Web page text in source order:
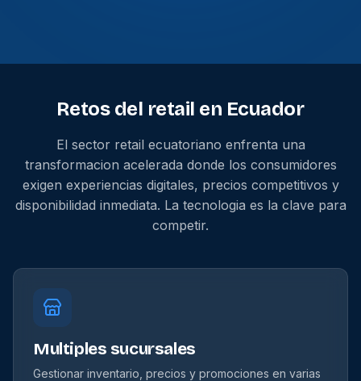
Retos del retail en Ecuador
El sector retail ecuatoriano enfrenta una
transformacion acelerada donde los consumidores
exigen experiencias digitales, precios competitivos y
disponibilidad inmediata. La tecnologia es la clave para
competir.
Multiples sucursales
Gestionar inventario, precios y promociones en varias